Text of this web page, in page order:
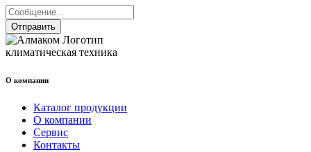
Отправить
климатическая техника
О компании
Каталог продукции
О компании
Сервис
Контакты